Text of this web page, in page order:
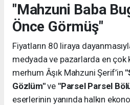
"Mahzuni Baba
Önce Görmüş"
Fiyatların 80 liraya
medyada ve pazarlarda en çok
merhum Âşık Mahzuni Şerif’in
Gözlüm"ve "Parsel Parsel
eserlerinin yanında halkın